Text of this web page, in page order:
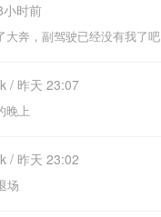
时前
大奔，副驾驶已经没有我了吧
/ 昨天 23:07
晚上
/ 昨天 23:02
场